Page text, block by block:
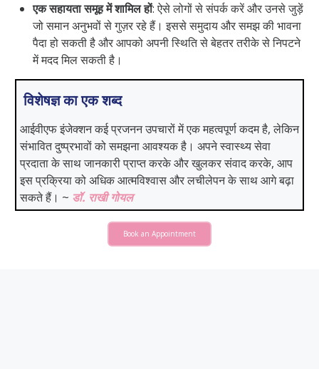
एक सहायता समूह में शामिल हों: ऐसे लोगों से संपर्क करें और उनसे जुड़ें
जो समान अनुभवों से गुज़र रहे हैं। इससे समुदाय और समझ की भावना
पैदा हो सकती है और आपको अपनी स्थिति से बेहतर तरीके से निपटने
में मदद मिल सकती है।
विशेषज्ञ का एक शब्द
आईवीएफ इंजेक्शन कई प्रजनन उपचारों में एक महत्वपूर्ण कदम है, लेकिन
संभावित दुष्प्रभावों को समझना आवश्यक है। अपने स्वास्थ्य सेवा
प्रदाता के साथ जानकारी प्राप्त करके और खुलकर संवाद करके, आप
इस प्रक्रिया को अधिक आत्मविश्वास और लचीलेपन के साथ आगे बढ़ा
सकते हैं। ~ डॉ. राखी गोयल
Book an Appointment